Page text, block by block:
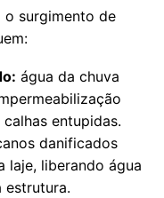
o surgimento de
água da chuva
entupidas.
danificados
laje, liberando água
estrutura.